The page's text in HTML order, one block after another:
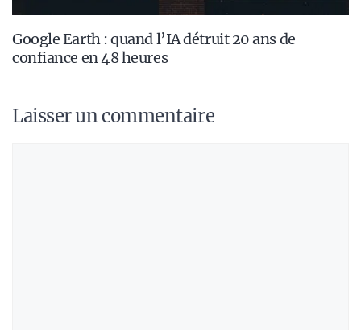
Google Earth : quand l’IA détruit 20 ans de
confiance en 48 heures
Laisser un commentaire